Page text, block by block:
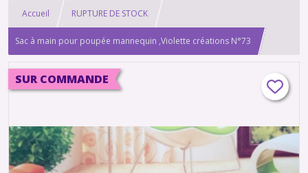
Accueil RUPTURE DE STOCK
Sac à main pour poupée mannequin ,Violette créations N°73
SUR COMMANDE